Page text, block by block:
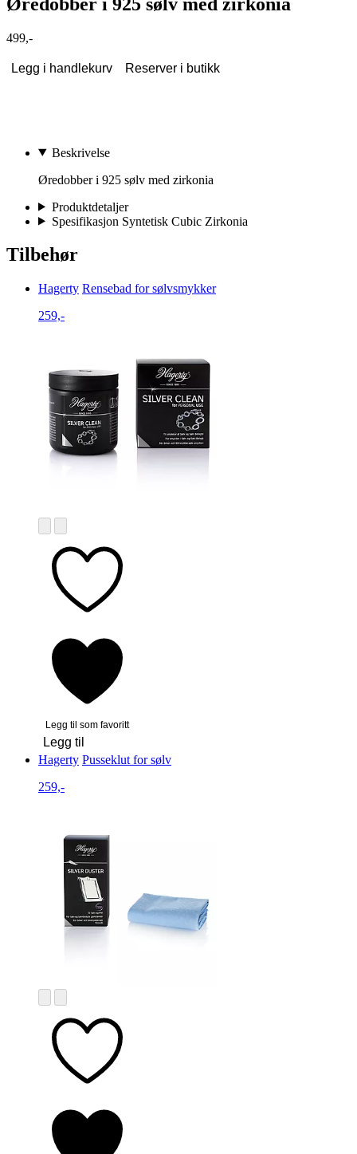
499,-
Legg i handlekurv Reserver i butikk
Beskrivelse
Øredobber i 925 sølv med zirkonia
Produktdetaljer
Spesifikasjon Syntetisk Cubic Zirkonia
Tilbehør
Hagerty Rensebad for sølvsmykker
259,-
Legg til som favoritt
Legg til
Hagerty Pusseklut for sølv
259,-